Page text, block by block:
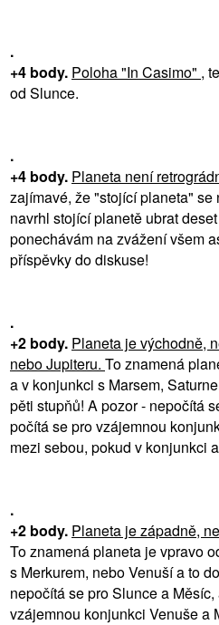
.
+4 body. Poloha "In Casimo" ,
od Slunce.
.
+4 body. Planeta není
zajímavé, že "stojící planeta" se
navrhl stojící planetě ubrat
ponechávám na zvážení všem
příspěvky do diskuse!
.
+2 body. Planeta je východně,
nebo Jupiteru. To znamená
a v konjunkci s Marsem,
pěti stupňů! A pozor - nepočítá
počítá se pro vzájemnou
mezi sebou, pokud v konjunkci
.
+2 body. Planeta je západně,
To znamená planeta je vpravo
s Merkurem, nebo Venuší a to
nepočítá se pro Slunce a
vzájemnou konjunkci Venuše a